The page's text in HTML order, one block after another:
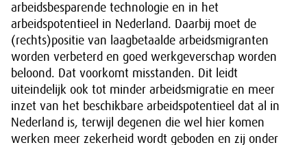
arbeidsbesparende technologie en in het
arbeidspotentieel in Nederland. Daarbij moet de
(rechts)positie van laagbetaalde arbeidsmigranten
worden verbeterd en goed werkgeverschap worden
beloond. Dat voorkomt misstanden. Dit leidt
uiteindelijk ook tot minder arbeidsmigratie en meer
inzet van het beschikbare arbeidspotentieel dat al in
Nederland is, terwijl degenen die wel hier komen
werken meer zekerheid wordt geboden en zij onder